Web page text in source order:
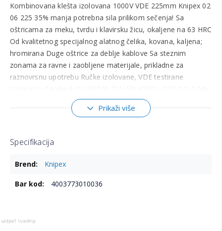
Kombinovana klešta izolovana 1000V VDE 225mm Knipex 02
06 225 35% manja potrebna sila prilikom sečenja! Sa
oštricama za meku, tvrdu i klavirsku žicu, okaljene na 63 HRC
Od kvalitetnog specijalnog alatnog čelika, kovana, kaljena;
hromirana Duge oštrice za deblje kablove Sa steznim
zonama za ravne i zaobljene materijale, prikladne za
raznovrsnu upotrebu Ručke izolovane, VDE testirane
Dužina: 225mm Bakarni kabl Ø 14 mm Tvrda žica Ø 3,0 mm
Klavir žica Ø 2,5 mm Težina 401g
Prikaži više
Specifikacija
informacijaKnipex
4003773010036